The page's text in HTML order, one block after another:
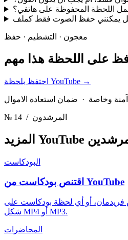
اللحظة المحفوظة على هاتفي؟
معجون · التشطيم · حفظ
على اللحظة
احتفظ بلحظة YouTube →
آمنة وخاصة · ضمان استعادة الاموال
№ 14 / المرشدون
البودكاست
اقتنص بودكاست من YouTube
فريدمان، أو أي لحظة بودكاست على
شكل MP4 أو MP3.
المحاضرات